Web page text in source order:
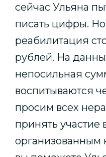
сейчас Ульяна
писать цифры.
реабилитация
рублей. На
непосильная
воспитываются
просим всех
принять участие